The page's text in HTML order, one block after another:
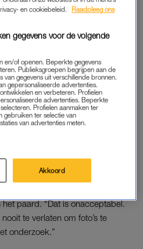
afgelopen woensdag ging
koets met vier toeristen trok,
twee inzittenden uit de koets
die op social media
18-jarige toerist uit India.
gewond. De man werd naar het
aan zijn verwondingen. De
medische behandeling,
).
te maken. Volgens
van de lokale
paard. “Dat is onacceptabel.
te verlaten om foto’s te
onderzoek.”
en cookiebeleid.
Raadpleeg ons
gegevens voor de volgende
en/of openen. Beperkte gegevens
Publieksgroepen begrijpen aan de
van gegevens uit verschillende bronnen.
gepersonaliseerde advertenties.
en verbeteren. Profielen
advertenties. Beperkte
Profielen aanmaken ter
gebruiken ter selectie van
van advertenties meten.
Akkoord